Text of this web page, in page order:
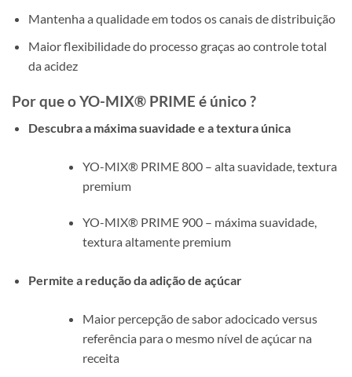
Mantenha a qualidade em todos os canais de distribuição
Maior flexibilidade do processo graças ao controle total
da acidez
Por que o YO-MIX® PRIME é único ?
Descubra a máxima suavidade e a textura única
YO-MIX® PRIME 800 – alta suavidade, textura
premium
YO-MIX® PRIME 900 – máxima suavidade,
textura altamente premium
Permite a redução da adição de açúcar
Maior percepção de sabor adocicado versus
referência para o mesmo nível de açúcar na
receita